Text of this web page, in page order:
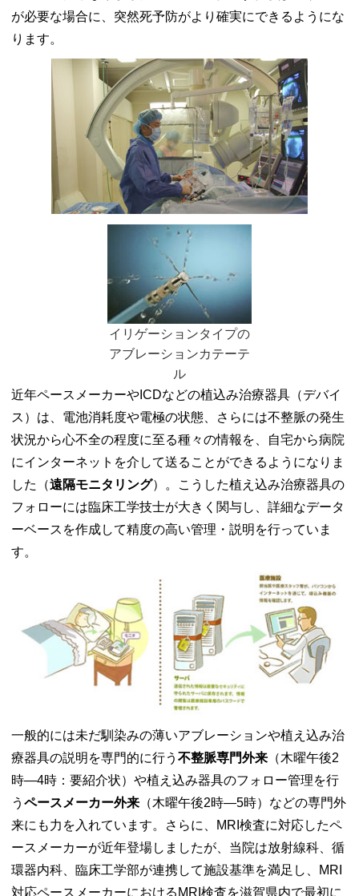
が必要な場合に、突然死予防がより確実にできるようにな
ります。
イリゲーションタイプの
アブレーションカテーテ
ル
近年ペースメーカーやICDなどの植込み治療器具（デバイ
ス）は、電池消耗度や電極の状態、さらには不整脈の発生
状況から心不全の程度に至る種々の情報を、自宅から病院
にインターネットを介して送ることができるようになりま
した（遠隔モニタリング）。こうした植え込み治療器具の
フォローには臨床工学技士が大きく関与し、詳細なデータ
ーベースを作成して精度の高い管理・説明を行っていま
す。
一般的には未だ馴染みの薄いアブレーションや植え込み治
療器具の説明を専門的に行う不整脈専門外来 （木曜午後2
時―4時：要紹介状）や植え込み器具のフォロー管理を行
うペースメーカー外来 （木曜午後2時―5時）などの専門外
来にも力を入れています。さらに、MRI検査に対応したペ
ースメーカーが近年登場しましたが、当院は放射線科、循
環器内科、臨床工学部が連携して施設基準を満足し、MRI
対応ペースメーカーにおけるMRI検査を滋賀県内で最初に